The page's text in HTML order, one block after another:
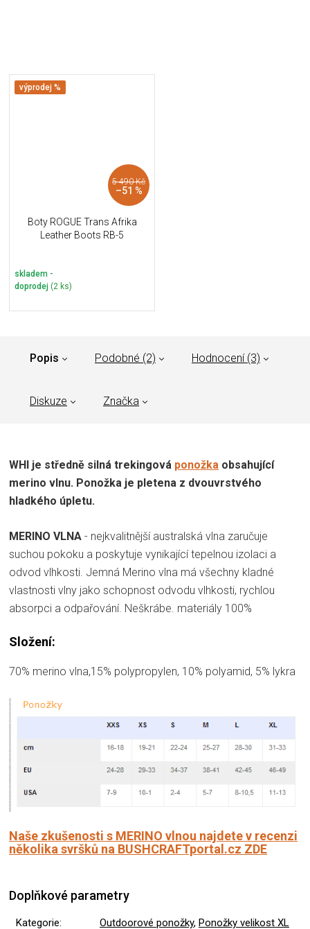
výprodej %
5 490 Kč
–51 %
Boty ROGUE Trans Afrika
Leather Boots RB-5
skladem -
doprodej (2 ks)
Popis Podobné (2) Hodnocení (3)
Diskuze Značka
WHI je středně silná trekingová ponožka obsahující
merino vlnu. Ponožka je pletena z dvouvrstvého
hladkého úpletu.
MERINO VLNA - nejkvalitnější australská vlna zaručuje
suchou pokoku a poskytuje vynikající tepelnou izolaci a
odvod vlhkosti. Jemná Merino vlna má všechny kladné
vlastnosti vlny jako schopnost odvodu vlhkosti, rychlou
absorpci a odpařování. Neškrábe. materiály 100%
Složení:
70% merino vlna,15% polypropylen, 10% polyamid, 5% lykra
Naše zkušenosti s MERINO vlnou najdete v recenzi
několika svršků na BUSHCRAFTportal.cz ZDE
Doplňkové parametry
Kategorie: Outdoorové ponožky, Ponožky velikost XL